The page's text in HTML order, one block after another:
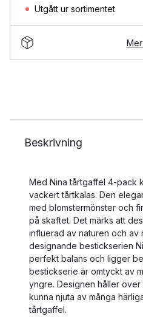
Utgått ur sortimentet
Beskrivning
Med Nina tårtgaffel 4-pack
vackert tårtkalas. Den
med blomstermönster och
på skaftet. Det märks att
influerad av naturen och av
designande bestickserien
perfekt balans och ligger
bestickserie är omtyckt av
yngre. Designen håller
kunna njuta av många
tårtgaffel.